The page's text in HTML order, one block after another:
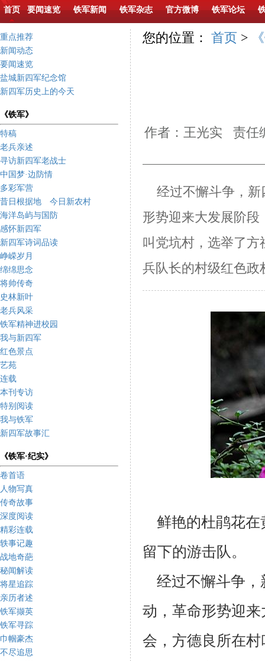
首页 要闻速览 铁军新闻 铁军杂志 官方微博 铁军论坛
重点推荐
新闻动态
要闻速览
盐城新四军纪念馆
新四军历史上的今天
《铁军》
特稿
老兵亲述
寻访新四军老战士
中国梦·边防情
多彩军营
昔日根据地 今日新农村
海洋岛屿与国防
感怀新四军
新四军诗词品读
峥嵘岁月
绵绵思念
将帅传奇
史林新叶
老兵风采
铁军精神进校园
我与新四军
红色景点
艺苑
连载
本刊专访
特别阅读
我与铁军
新四军故事汇
《铁军·纪实》
卷首语
人物写真
传奇故事
深度阅读
精彩连载
轶事记趣
战地奇葩
秘闻解读
将星追踪
亲历者述
铁军撷英
铁军寻踪
巾帼豪杰
不尽追思
您的位置： 首页 >
作者：王光实 责任
经过不懈斗争，新
形势迎来大发展阶段
叫党坑村，选举了
兵队长的村级红色政
鲜艳的杜鹃花在
留下的游击队。
经过不懈斗争，
动，革命形势迎
会，方德良所在村